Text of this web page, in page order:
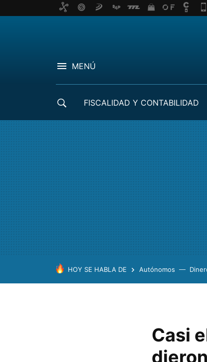
MENÚ
FISCALIDAD Y CONTABILIDAD
HOY SE HABLA DE Autónomos
Casi